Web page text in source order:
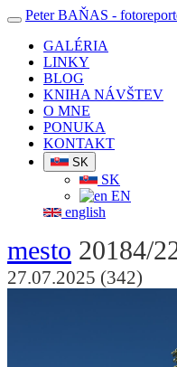
Peter BAŇAS -
GALÉRIA
LINKY
BLOG
KNIHA NÁVŠTEV
O MNE
PONUKA
KONTAKT
SK
SK
EN
english
mesto 20184/
27.07.2025 (342)